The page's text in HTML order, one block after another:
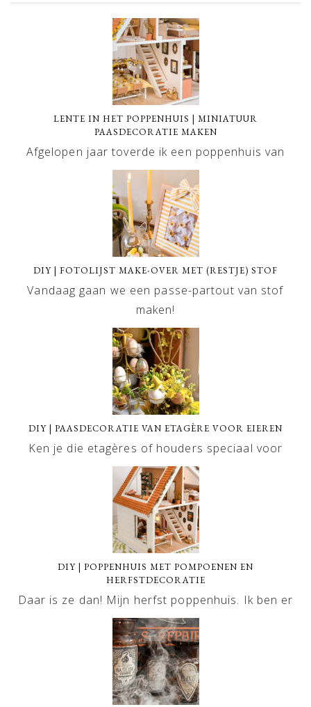
LENTE IN HET POPPENHUIS | MINIATUUR
PAASDECORATIE MAKEN
Afgelopen jaar toverde ik een poppenhuis van
DIY | FOTOLIJST MAKE-OVER MET (RESTJE) STOF
Vandaag gaan we een passe-partout van stof
maken!
DIY | PAASDECORATIE VAN ETAGÈRE VOOR EIEREN
Ken je die etagères of houders speciaal voor
DIY | POPPENHUIS MET POMPOENEN EN
HERFSTDECORATIE
Daar is ze dan! Mijn herfst poppenhuis. Ik ben er